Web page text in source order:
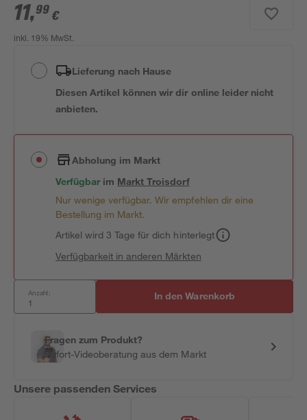
11,99 €
inkl. 19% MwSt.
Lieferung nach Hause
Diesen Artikel können wir dir online leider nicht
anbieten.
Abholung im Markt
Verfügbar im MarktTroisdorf
Nur wenige verfügbar. Wir empfehlen dir eine
Bestellung im Markt.
Artikel wird 3 Tage für dich hinterlegt
Verfügbarkeit in anderen Märkten
Anzahl: In den Warenkorb
Fragen zum Produkt?
Sofort-Videoberatung aus dem Markt
Unsere passenden Services